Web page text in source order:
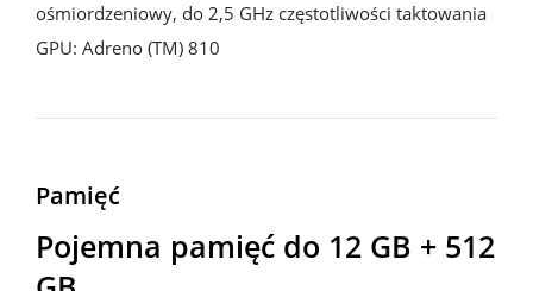
ośmiordzeniowy, do 2,5 GHz częstotliwości taktowania
GPU: Adreno (TM) 810
Pamięć
Pojemna pamięć do 12 GB + 512